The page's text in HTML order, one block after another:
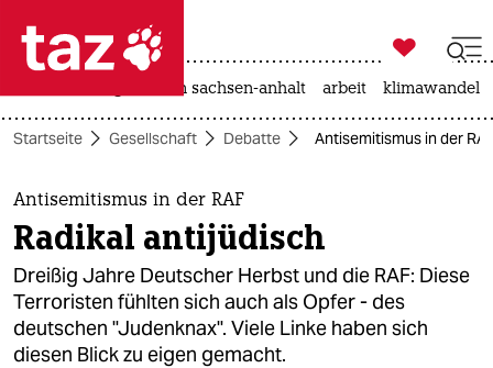
 taz zahl ich
taz zahl ich
themen
politik
öko
gesellschaft

taz zahl ich
landtagswahl in sachsen-anhalt arbeit klimawandel
Startseite Gesellschaft Debatte Antisemitismus in der
Antisemitismus in der RAF
Radikal antijüdisch
Dreißig Jahre Deutscher Herbst und die RAF: Diese
Terroristen fühlten sich auch als Opfer - des
deutschen "Judenknax". Viele Linke haben sich
diesen Blick zu eigen gemacht.